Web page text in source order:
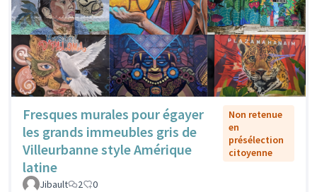
Fresques murales pour égayer
les grands immeubles gris de
Villeurbanne style Amérique
latine
Non retenue
en
présélection
citoyenne
Jibault 2 0